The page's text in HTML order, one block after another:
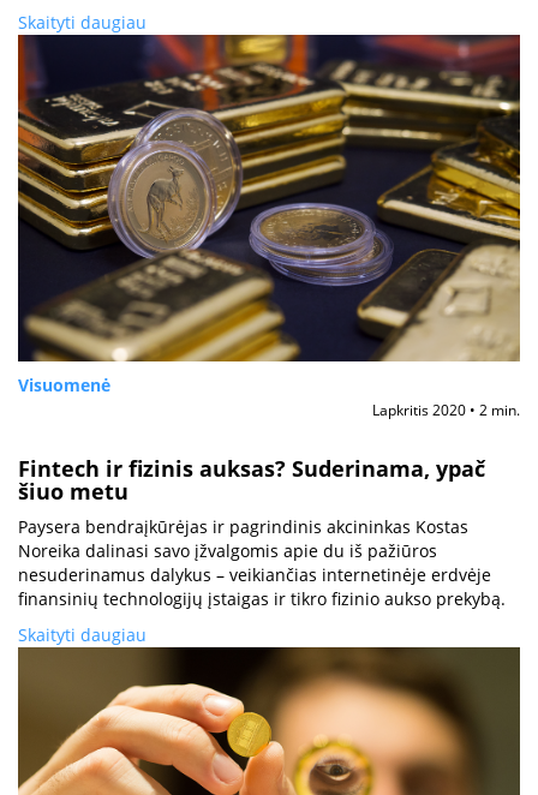
Skaityti daugiau
Visuomenė
Lapkritis 2020 • 2 min.
Fintech ir fizinis auksas? Suderinama, ypač
šiuo metu
Paysera bendraįkūrėjas ir pagrindinis akcininkas Kostas
Noreika dalinasi savo įžvalgomis apie du iš pažiūros
nesuderinamus dalykus – veikiančias internetinėje erdvėje
finansinių technologijų įstaigas ir tikro fizinio aukso prekybą.
Skaityti daugiau